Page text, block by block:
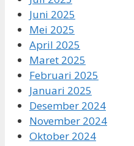
Juni 2025
Mei 2025
April 2025
Maret 2025
Februari 2025
Januari 2025
Desember 2024
November 2024
Oktober 2024